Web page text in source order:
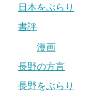
日本をぶらり
書評
漫画
長野の方言
長野をぶらり